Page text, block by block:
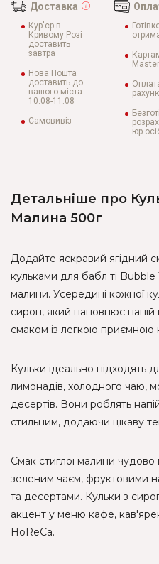
Доставка
Кур'єр в
Кривому Розі
доставить
завтра
Нова Пошта
доставить до
вашого міста
10.08-11.08
Самовивіз
Детальніше про
Малина 500г
Додайте яскравий ягідний
кульками для бабл ті
малини. Усередині кожної
сироп, який наповнює
смаком із легкою приємною
Кульки ідеально підходять
лимонадів, холодного чаю,
десертів. Вони роблять
стильним, додаючи цікаву
Смак стиглої малини
зеленим чаєм, фруктовими
та десертами. Кульки з
акцент у меню кафе,
HoReCa.